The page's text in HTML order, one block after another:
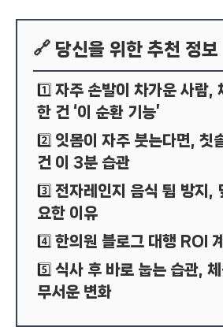
🔗 당신을 위한 추천 정보
1️⃣ 자주 손발이 차가운 사람,
한 건 ‘이 순환 기능’
2️⃣ 잇몸이 자주 붓는다면, 칫
건 이 3분 습관
3️⃣ 전자레인지 음식 튐 방지,
요한 이유
4️⃣ 한의원 블로그 대행 ROI
5️⃣ 식사 후 바로 눕는 습관,
무서운 변화